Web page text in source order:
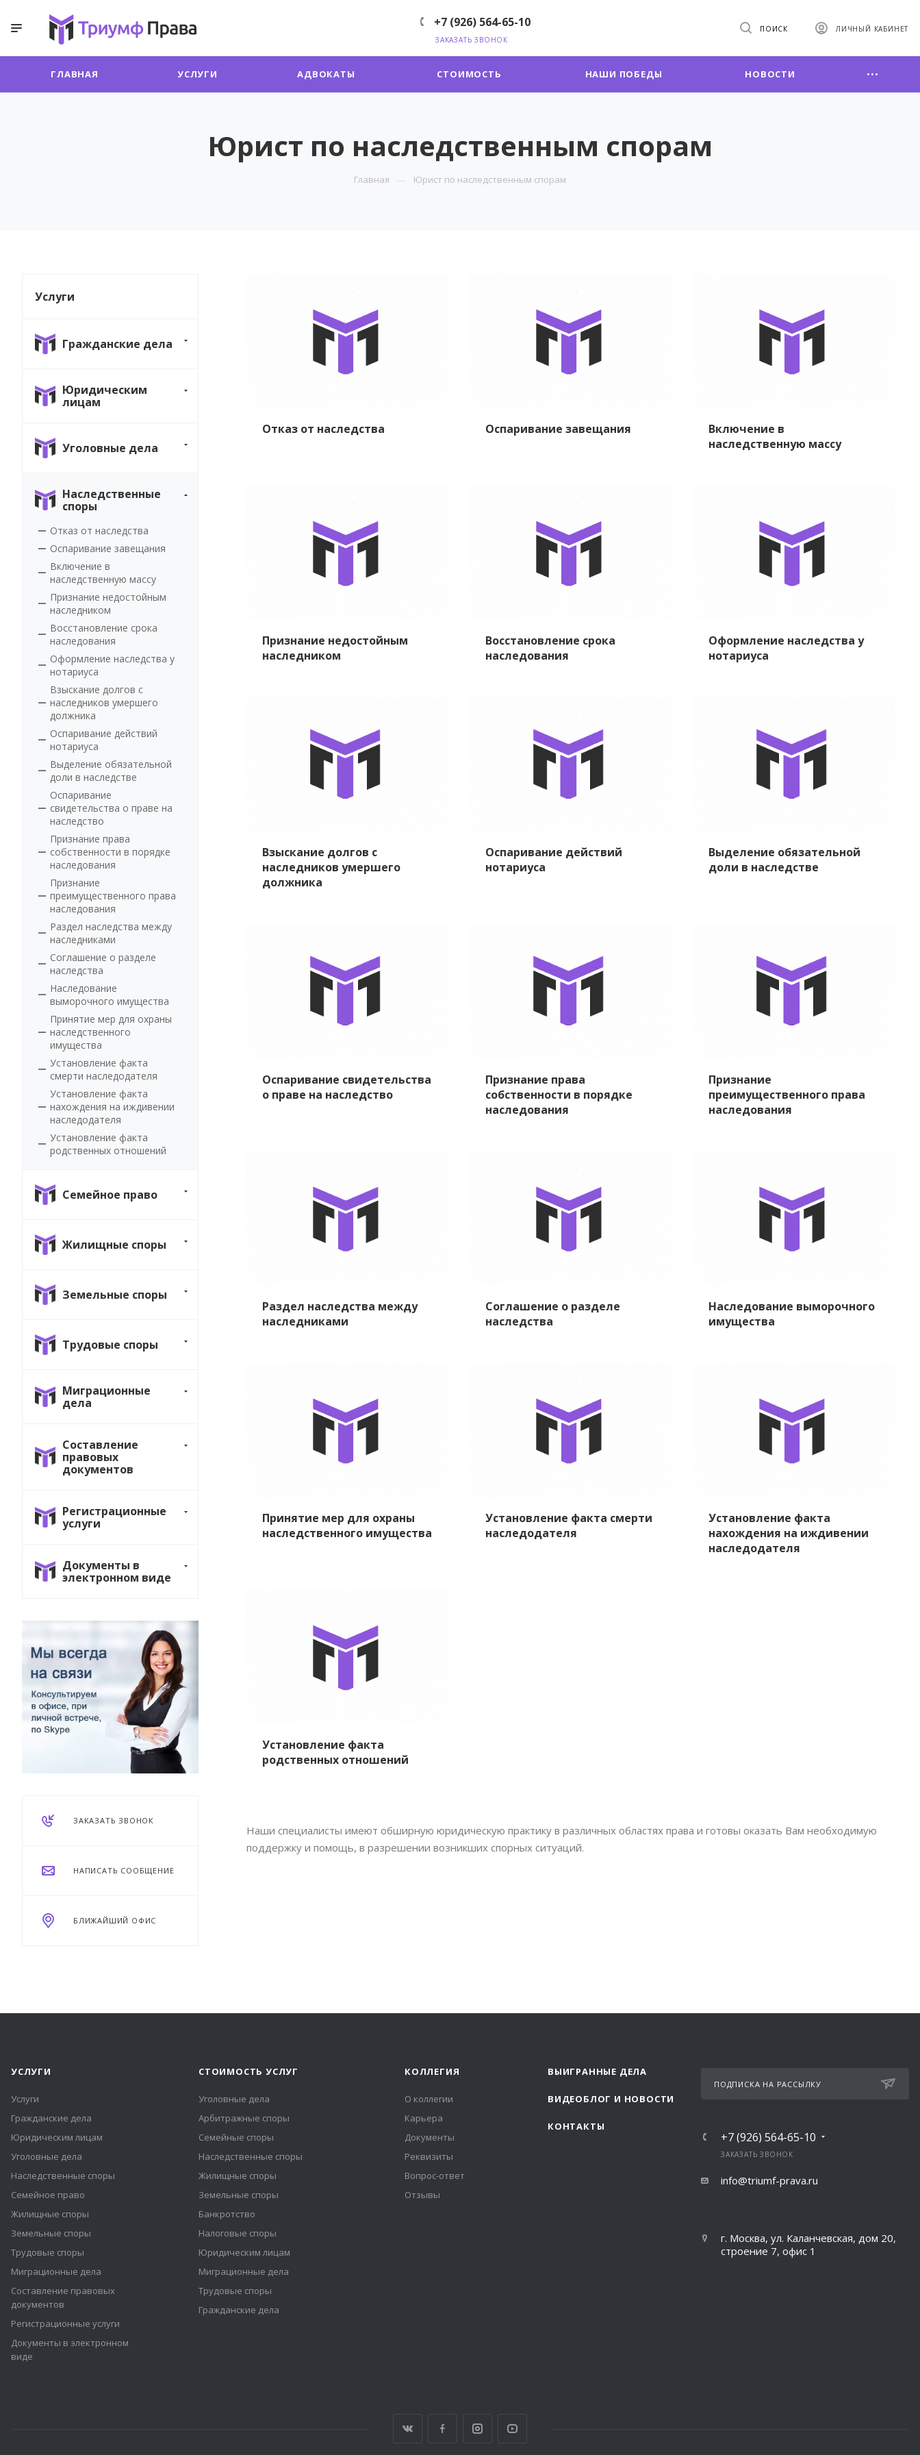
+7 (926) 564-65-10
ЗАКАЗАТЬ ЗВОНОК
ЛИЧНЫЙ КАБИНЕТ
ПОИСК
ГЛАВНАЯ УСЛУГИ АДВОКАТЫ СТОИМОСТЬ НАШИ ПОБЕДЫ НОВОСТИ
Юрист по наследственным спорам
Главная Юрист по наследственным спорам
Услуги
Гражданские дела
Юридическим
лицам
Уголовные дела
Наследственные
споры
Отказ от наследства
Оспаривание завещания
Включение в
наследственную массу
Признание недостойным
наследником
Восстановление срока
наследования
Оформление наследства у
нотариуса
Взыскание долгов с
наследников умершего
должника
Оспаривание действий
нотариуса
Выделение обязательной
доли в наследстве
Оспаривание
свидетельства о праве на
наследство
Признание права
собственности в порядке
наследования
Признание
преимущественного права
наследования
Раздел наследства между
наследниками
Соглашение о разделе
наследства
Наследование
выморочного имущества
Принятие мер для охраны
наследственного
имущества
Установление факта
смерти наследодателя
Установление факта
нахождения на иждивении
наследодателя
Установление факта
родственных отношений
Семейное право
Жилищные споры
Земельные споры
Трудовые споры
Миграционные
дела
Составление
правовых
документов
Регистрационные
услуги
Документы в
электронном виде
ЗАКАЗАТЬ ЗВОНОК
НАПИСАТЬ СООБЩЕНИЕ
БЛИЖАЙШИЙ ОФИС
Отказ от наследства Оспаривание завещания
Включение в
наследственную массу
Признание недостойным
наследником
Восстановление срока
наследования
Оформление наследства у
нотариуса
Взыскание долгов с
наследников умершего
должника
Оспаривание действий
нотариуса
Выделение обязательной
доли в наследстве
Оспаривание свидетельства
о праве на наследство
Признание права
собственности в порядке
наследования
Признание
преимущественного права
наследования
Раздел наследства между
наследниками
Соглашение о разделе
наследства
Наследование выморочного
имущества
Принятие мер для охраны
наследственного имущества
Установление факта смерти
наследодателя
Установление факта
нахождения на иждивении
наследодателя
Установление факта
родственных отношений
Наши специалисты имеют обширную юридическую практику в различных областях права и готовы оказать Вам необходимую
поддержку и помощь, в разрешении возникших спорных ситуаций.
УСЛУГИ
Услуги
Гражданские дела
Юридическим лицам
Уголовные дела
Наследственные споры
Семейное право
Жилищные споры
Земельные споры
Трудовые споры
Миграционные дела
Составление правовых
документов
Регистрационные услуги
Документы в электронном
виде
СТОИМОСТЬ УСЛУГ
Уголовные дела
Арбитражные споры
Семейные споры
Наследственные споры
Жилищные споры
Земельные споры
Банкротство
Налоговые споры
Юридическим лицам
Миграционные дела
Трудовые споры
Гражданские дела
КОЛЛЕГИЯ
О коллегии
Карьера
Документы
Реквизиты
Вопрос-ответ
Отзывы
ВЫИГРАННЫЕ ДЕЛА
ВИДЕОБЛОГ И НОВОСТИ
КОНТАКТЫ
ПОДПИСКА НА РАССЫЛКУ
+7 (926) 564-65-10
ЗАКАЗАТЬ ЗВОНОК
info@triumf-prava.ru
г. Москва, ул. Каланчевская, дом 20,
строение 7, офис 1